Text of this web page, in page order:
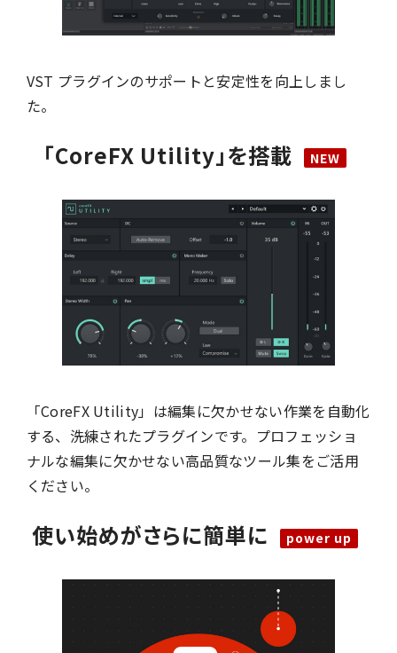
VST プラグインのサポートと安定性を向上しまし
た。
「CoreFX Utility」を搭載
「CoreFX Utility」は編集に欠かせない作業を自動化
する、洗練されたプラグインです。プロフェッショ
ナルな編集に欠かせない高品質なツール集をご活用
ください。
使い始めがさらに簡単に